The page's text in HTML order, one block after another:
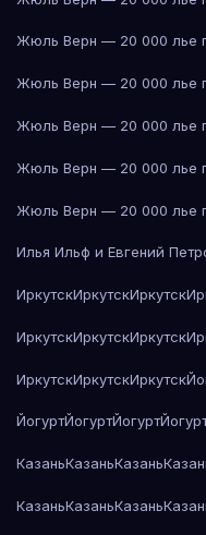
Жюль Верн — 20 000 лье
Жюль Верн — 20 000 лье
Жюль Верн — 20 000 лье
Жюль Верн — 20 000 лье
Жюль Верн — 20 000 лье
Илья Ильф и Евгений
ИркутскИркутскИркутск
ИркутскИркутскИркутск
ИркутскИркутскИркутск
ЙогуртЙогуртЙогурт
КазаньКазаньКазань
КазаньКазаньКазань